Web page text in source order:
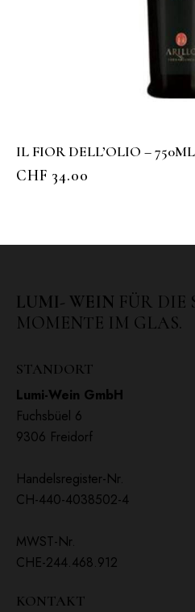
IL FIOR DELL’OLIO – 750ML
CHF 34.00
LUMI- WEIN FÜR DIE
MOMENTE IM GLAS.
STANDORT
Lumi-Wein GmbH
Fuchsbüel 6
9306 Freidorf
Handelsregister-Nr.
CH-440-4038502-4
MWST-Nr.
CHE-244.468.912
KONTAKT